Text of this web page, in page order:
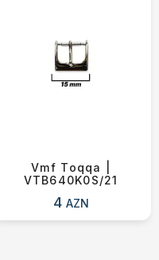
Vmf Toqqa |
VTB640K0S/21
4 AZN
et